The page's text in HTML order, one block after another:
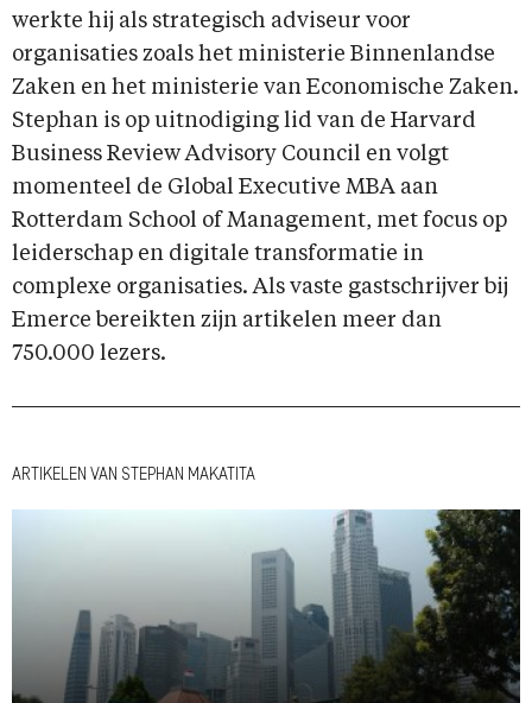
werkte hij als strategisch adviseur voor
organisaties zoals het ministerie Binnenlandse
Zaken en het ministerie van Economische Zaken.
Stephan is op uitnodiging lid van de Harvard
Business Review Advisory Council en volgt
momenteel de Global Executive MBA aan
Rotterdam School of Management, met focus op
leiderschap en digitale transformatie in
complexe organisaties. Als vaste gastschrijver bij
Emerce bereikten zijn artikelen meer dan
750.000 lezers.
ARTIKELEN VAN STEPHAN MAKATITA